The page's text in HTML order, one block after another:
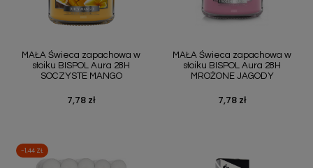
MAŁA Świeca zapachowa w
słoiku BISPOL Aura 28H
SOCZYSTE MANGO
Cena
7,78 zł
MAŁA Świeca zapachowa w
słoiku BISPOL Aura 28H
MROŻONE JAGODY
Cena
7,78 zł
-1,44 ZŁ